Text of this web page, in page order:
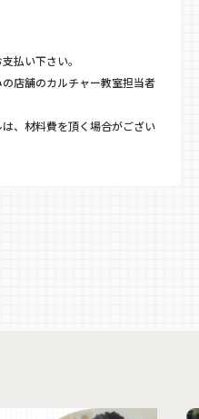
払い下さい。
店舗のカルチャー教室担当者
、材料費を頂く場合がござい